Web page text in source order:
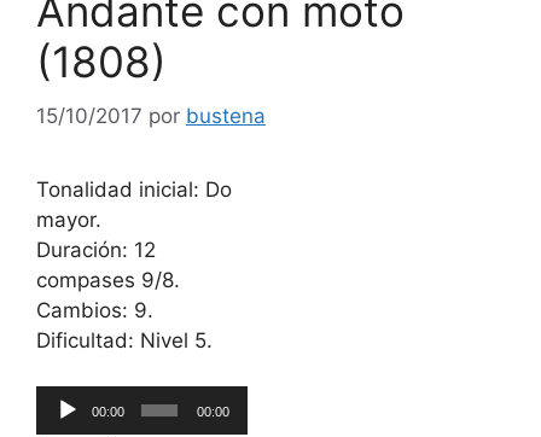
Andante con moto
(1808)
15/10/2017 por bustena
Tonalidad inicial: Do
mayor.
Duración: 12
compases 9/8.
Cambios: 9.
Dificultad: Nivel 5.
Reproductor
de
00:00 00:00